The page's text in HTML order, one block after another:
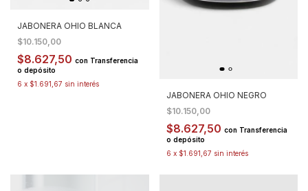
JABONERA OHIO BLANCA
$10.150,00
$8.627,50 con Transferencia
o depósito
6 x $1.691,67 sin interés
JABONERA OHIO NEGRO
$10.150,00
$8.627,50 con Transferencia
o depósito
6 x $1.691,67 sin interés